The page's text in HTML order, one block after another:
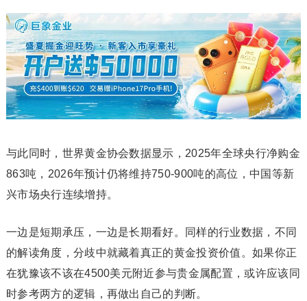
与此同时，世界黄金协会数据显示，2025年全球央行净购金
863吨，2026年预计仍将维持750-900吨的高位，中国等新
兴市场央行连续增持。
一边是短期承压，一边是长期看好。同样的行业数据，不同
的解读角度，分歧中就藏着真正的黄金投资价值。如果你正
在犹豫该不该在4500美元附近参与贵金属配置，或许应该同
时参考两方的逻辑，再做出自己的判断。